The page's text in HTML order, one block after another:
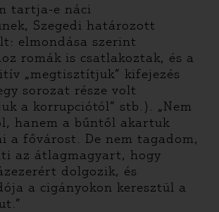
tartja-e náci
Szegedi határozott
elmondása szerint
romák is csatlakoztak, és a
„megtisztítjuk” kifejezés
sorozat része volt
a korrupciótól” stb.). „Nem
hanem a bűntől akartuk
a fővárost. De nem tagadom,
az átlagmagyart, hogy
dolgozik, és
a cigányokon keresztül a